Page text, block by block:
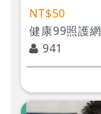
NT$50
健康99照護網
941